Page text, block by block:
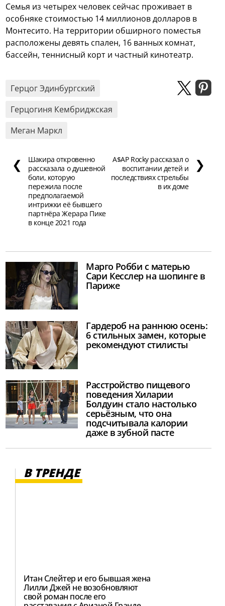
Семья из четырех человек сейчас проживает в
особняке стоимостью 14 миллионов долларов в
Монтесито. На территории обширного поместья
расположены девять спален, 16 ванных комнат,
бассейн, теннисный корт и частный кинотеатр.
Герцог Эдинбургский
Герцогиня Кембриджская
Меган Маркл
❮
Шакира откровенно
рассказала о душевной
боли, которую
пережила после
предполагаемой
интрижки её бывшего
партнёра Жерара Пике
в конце 2021 года
A$AP Rocky рассказал о
воспитании детей и
последствиях стрельбы
в их доме
❯
Марго Робби с матерью
Сари Кесслер на шопинге в
Париже
Гардероб на раннюю осень:
6 стильных замен, которые
рекомендуют стилисты
Расстройство пищевого
поведения Хиларии
Болдуин стало настолько
серьёзным, что она
подсчитывала калории
даже в зубной пасте
В ТРЕНДЕ
Итан Слейтер и его бывшая жена
Лилли Джей не возобновляют
свой роман после его